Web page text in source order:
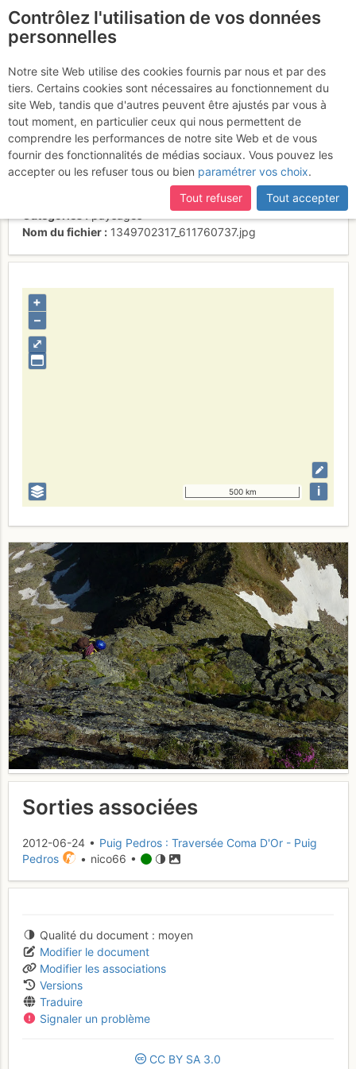
Déscente du Coma
d'Or
Activités
Contributeur
collaboratif (CC by-sa)
Nom du fichier
1349702317_611760737.jpg
⤢
+
–
500 km i
Sorties associées
2012-06-24 • Puig Pedros : Traversée Coma D'Or - Puig
Pedros
• nico66 •
Qualité du document
moyen
Modifier le document
Modifier les associations
Versions
Traduire
Signaler un problème
CC BY SA 3.0
Contrôlez l'utilisation de vos données
personnelles
Notre site Web utilise des cookies fournis par nous et par des
tiers. Certains cookies sont nécessaires au fonctionnement du
site Web, tandis que d'autres peuvent être ajustés par vous à
tout moment, en particulier ceux qui nous permettent de
comprendre les performances de notre site Web et de vous
fournir des fonctionnalités de médias sociaux. Vous pouvez les
accepter ou les refuser tous ou bien paramétrer vos choix.
Tout refuser
Tout accepter